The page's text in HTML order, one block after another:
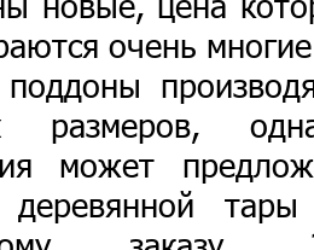
очень
размеров,
может
деревянной